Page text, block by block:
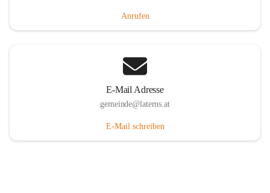
Anrufen
E-Mail Adresse
gemeinde@laterns.at
E-Mail schreiben